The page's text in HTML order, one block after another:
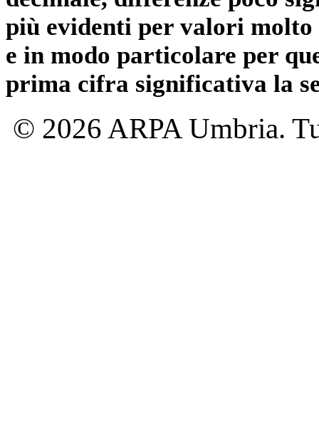
più evidenti per valori
e in modo particolare per
prima cifra significativa la
© 2026 ARPA Umbria.